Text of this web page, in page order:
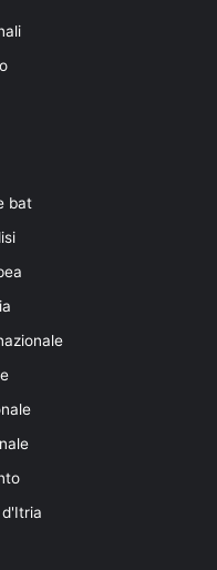
bat